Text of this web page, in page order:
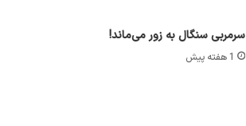
سرمربی سنگال به زور می‌ماند!
1 هفته پیش